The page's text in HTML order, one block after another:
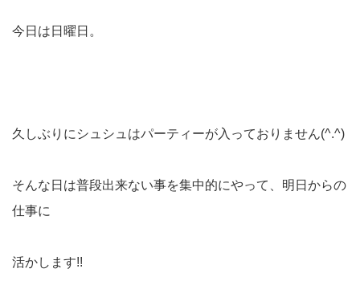
今日は日曜日。
久しぶりにシュシュはパーティーが入っておりません(^.^)
そんな日は普段出来ない事を集中的にやって、明日からの
仕事に
活かします!!